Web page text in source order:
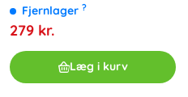
Fjernlager ?
279 kr.
Læg i kurv